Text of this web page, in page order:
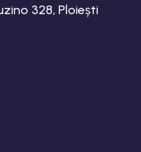
328, Ploiești